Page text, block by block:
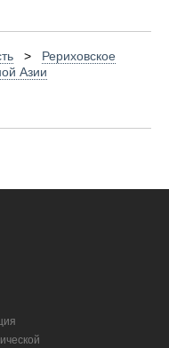
> Рериховское
Азии